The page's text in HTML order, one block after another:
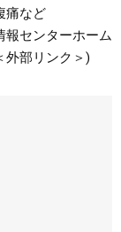
痛など
センターホーム
外部リンク＞ )